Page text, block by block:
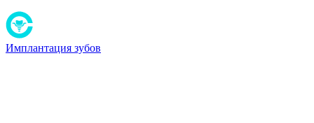
Имплантация зубов